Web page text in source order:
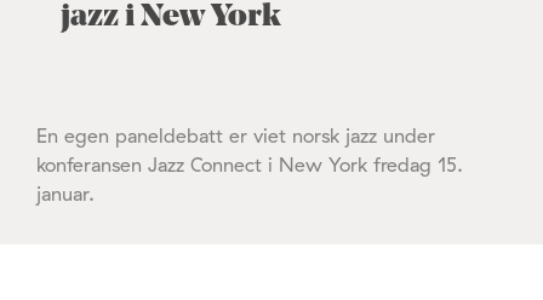
jazz i New York
En egen paneldebatt er viet norsk jazz under
konferansen Jazz Connect i New York fredag 15.
januar.